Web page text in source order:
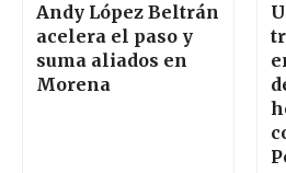
Andy López Beltrán
acelera el paso y
suma aliados en
Morena